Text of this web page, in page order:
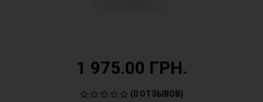
1 975.00 ГРН.
(0 ОТЗЫВОВ)